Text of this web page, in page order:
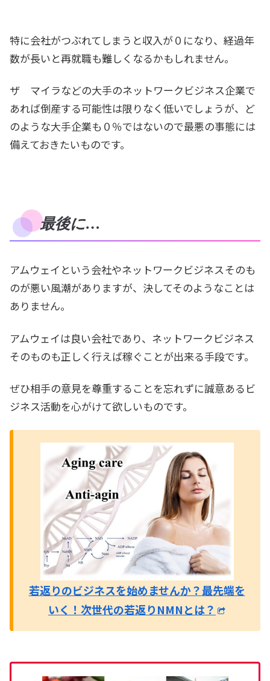
特に会社がつぶれてしまうと収入が０になり、経過年
数が長いと再就職も難しくなるかもしれません。
ザ マイラなどの大手のネットワークビジネス企業で
あれば倒産する可能性は限りなく低いでしょうが、ど
のような大手企業も０％ではないので最悪の事態には
備えておきたいものです。
最後に…
アムウェイという会社やネットワークビジネスそのも
のが悪い風潮がありますが、決してそのようなことは
ありません。
アムウェイは良い会社であり、ネットワークビジネス
そのものも正しく行えば稼ぐことが出来る手段です。
ぜひ相手の意見を尊重することを忘れずに誠意あるビ
ジネス活動を心がけて欲しいものです。
若返りのビジネスを始めませんか？最先端を
いく！次世代の若返りNMNとは？